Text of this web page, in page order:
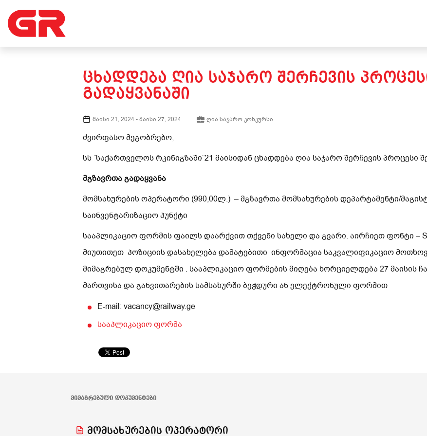
ᲪᲮᲐᲓᲓᲔᲑᲐ ᲦᲘᲐ ᲡᲐᲯᲐᲠᲝ ᲨᲔᲠᲩᲔᲕᲘᲡ
ᲒᲐᲓᲐᲧᲕᲐᲜᲐᲨᲘ
მაისი 21, 2024 -მაისი 27, 2024 ღია საჯარო კონკურსი
ძვირფასო მეგობრებო,
სს ”საქართველოს რკინიგზაში”21 მაისიდან ცხადდება ღია საჯარო შერჩევის პროცესი
მგზავრთა გადაყვანა
მომსახურების ოპერატორი (990,00ლ.) – მგზავრთა მომსახურების დეპარტამენტი/
საინვენტარიზაციო პუნქტი
სააპლიკაციო ფორმის ფაილს დაარქვით თქვენი სახელი და გვარი. აირჩიეთ ფონტი –
მიუთითეთ პოზიციის დასახელება დამატებითი ინფორმაცია საკვალიფიკაციო
მიმაგრებულ დოკუმენტში . სააპლიკაციო ფორმების მიღება ხორციელდება 27 მაისის
მართვისა და განვითარების სამსახურში ბეჭდური ან ელექტრონული ფორმით
E-mail: vacancy@railway.ge
სააპლიკაციო ფორმა
ᲛᲘᲛᲐᲒᲠᲔᲑᲣᲚᲘ ᲓᲝᲙᲣᲛᲔᲜᲢᲔᲑᲘ
მომსახურების ოპერატორი